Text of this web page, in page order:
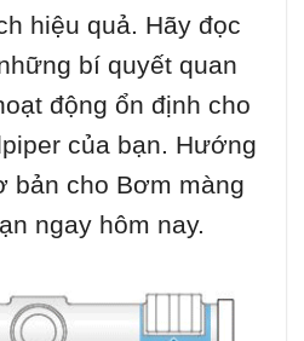
hiệu quả. Hãy đọc
bí quyết quan
động ổn định cho
của bạn. Hướng
bản cho Bơm màng
ngay hôm nay.